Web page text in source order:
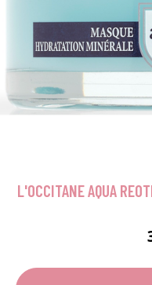
L'OCCITANE AQUA